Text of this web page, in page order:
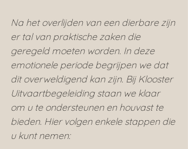
Na het overlijden van een dierbare zijn
er tal van praktische zaken die
geregeld moeten worden. In deze
emotionele periode begrijpen we dat
dit overweldigend kan zijn. Bij Klooster
Uitvaartbegeleiding staan we klaar
om u te ondersteunen en houvast te
bieden. Hier volgen enkele stappen die
u kunt nemen: